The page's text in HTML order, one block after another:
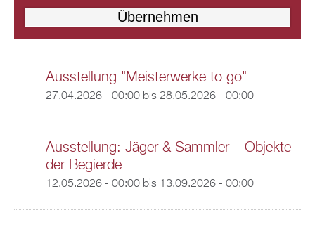
Ausstellung "Meisterwerke to go"
27.04.2026 - 00:00bis 28.05.2026 - 00:00
Ausstellung: Jäger & Sammler – Objekte
der Begierde
12.05.2026 - 00:00bis 13.09.2026 - 00:00